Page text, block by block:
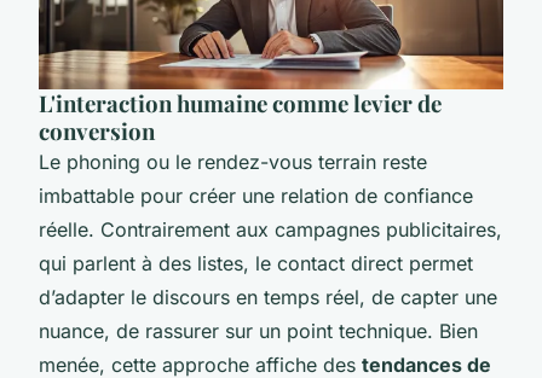
L'interaction humaine comme levier de
conversion
Le phoning ou le rendez-vous terrain reste
imbattable pour créer une relation de confiance
réelle. Contrairement aux campagnes publicitaires,
qui parlent à des listes, le contact direct permet
d’adapter le discours en temps réel, de capter une
nuance, de rassurer sur un point technique. Bien
menée, cette approche affiche des tendances de